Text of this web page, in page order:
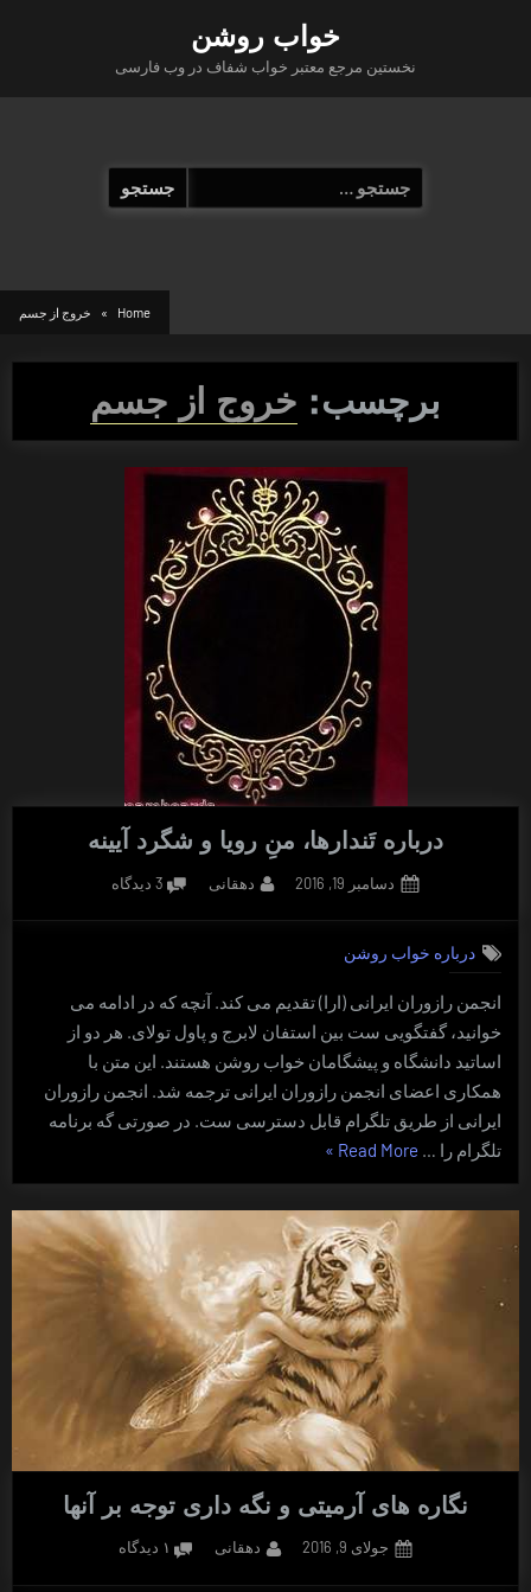
خواب روشن
نخستین مرجع معتبر خواب شفاف در وب فارسی
جستجو
برای:
Home خروج از جسم
برچسب: خروج از جسم
درباره تَندارها، منِ رویا و شگرد آیینه
Posted
دسامبر 19, 2016 By
دهقانی 3 دیدگاه
برای
و
شگرد
آیینه
درباره خواب روشن
انجمن رازوران ایرانی (ارا) تقدیم می کند. آنچه که در ادامه می
خوانید، گفتگویی ست بین استفان لابرج و پاول تولای. هر دو از
اساتید دانشگاه و پیشگامان خواب روشن هستند. این متن با
همکاری اعضای انجمن رازوران ایرانی ترجمه شد. انجمن رازوران
ایرانی از طریق تلگرام قابل دسترسی ست. در صورتی گه برنامه
تلگرام را … Read More “درباره
منِ
رویا
و
شگرد
آیینه”
»
نگاره های آرمیتی و نگه داری توجه بر آنها
Posted
جولای 9, 2016 By
دهقانی ۱ دیدگاه